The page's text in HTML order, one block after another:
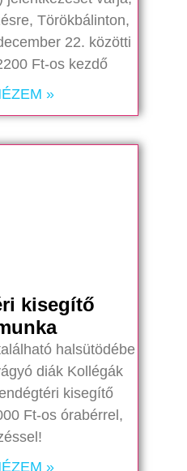
Törökbálinton,
22. közötti
Ft-os kezdő
»
kisegítő
halsütödébe
diák Kollégák
kisegítő
Ft-os órabérrel,
»